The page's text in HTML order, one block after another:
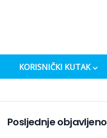
KORISNIČKI KUTAK
Posljednje objavljeno